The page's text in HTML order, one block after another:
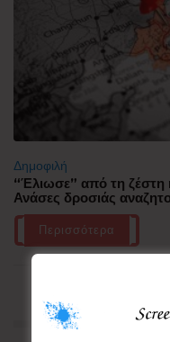
Δημοφιλή
“Έλιωσε” από τη
Ανάσες δροσιάς
Περισσότερα